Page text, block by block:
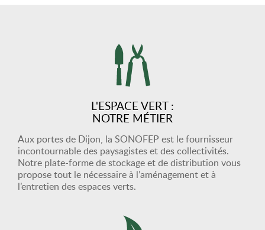
L'ESPACE VERT :
NOTRE MÉTIER
Aux portes de Dijon, la SONOFEP est le fournisseur
incontournable des paysagistes et des collectivités.
Notre plate-forme de stockage et de distribution vous
propose tout le nécessaire à l’aménagement et à
l’entretien des espaces verts.